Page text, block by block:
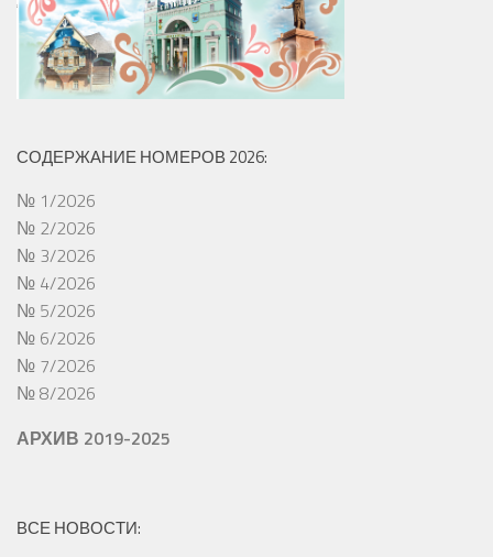
СОДЕРЖАНИЕ НОМЕРОВ 2026:
№ 1/2026
№ 2/2026
№ 3/2026
№ 4/2026
№ 5/2026
№ 6/2026
№ 7/2026
№ 8/2026
АРХИВ 2019-2025
ВСЕ НОВОСТИ: